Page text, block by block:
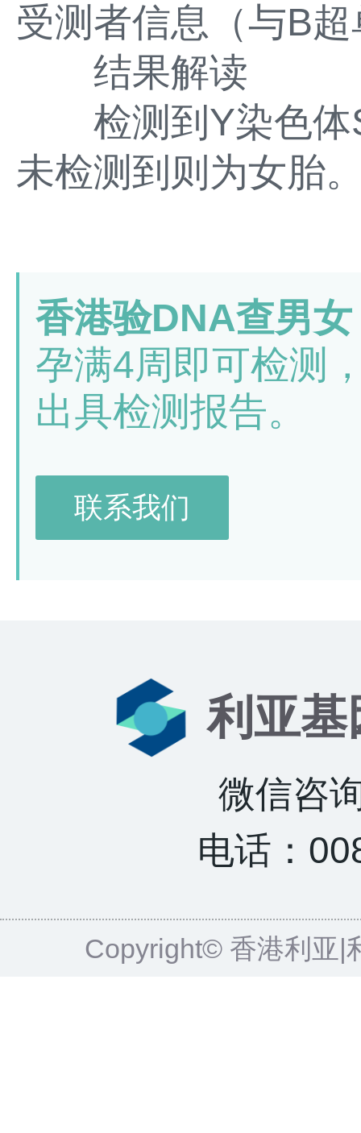
受测者信息（与B
结果解读
检测到Y染色体
未检测到则为女胎
香港验DNA查男
孕满4周即可检测
出具检测报告。
联系我们
利亚基
微信咨
电话：
Copyright© 香港利亚|